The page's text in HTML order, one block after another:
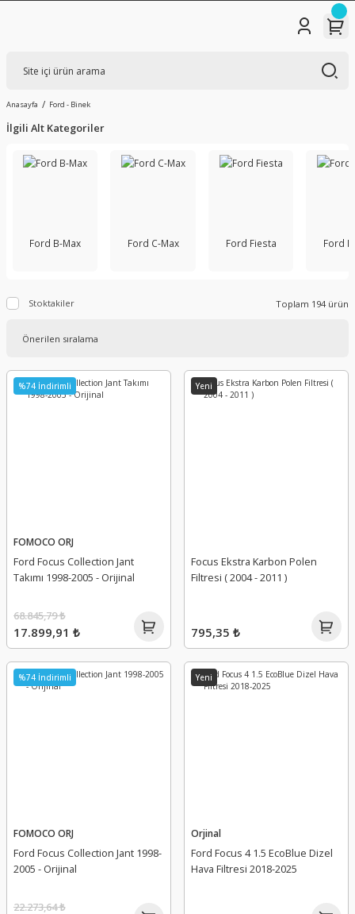
Anasayfa Ford - Binek
İlgili Alt Kategoriler
Ford B-Max Ford C-Max Ford Fiesta Ford
Stoktakiler Toplam 194 ürün
%74 İndirimli
FOMOCO ORJ
Ford Focus Collection Jant
Takımı 1998-2005 - Orijinal
17.899,91 ₺
68.845,79 ₺
Yeni
Focus Ekstra Karbon Polen
Filtresi ( 2004 - 2011 )
795,35 ₺
%74 İndirimli
FOMOCO ORJ
Ford Focus Collection Jant 1998-
2005 - Orijinal
22.273,64 ₺
Yeni
Orjinal
Ford Focus 4 1.5 EcoBlue Dizel
Hava Filtresi 2018-2025